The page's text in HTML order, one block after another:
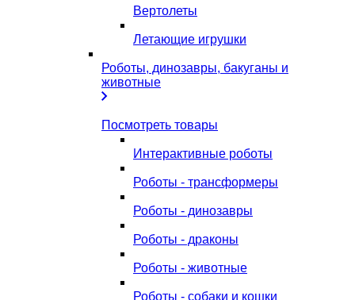
Вертолеты
Летающие игрушки
Роботы, динозавры, бакуганы и
животные
Посмотреть товары
Интерактивные роботы
Роботы - трансформеры
Роботы - динозавры
Роботы - драконы
Роботы - животные
Роботы - собаки и кошки